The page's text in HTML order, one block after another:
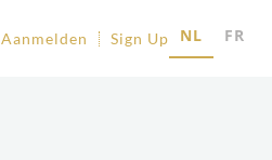
Aanmelden Sign Up NL FR